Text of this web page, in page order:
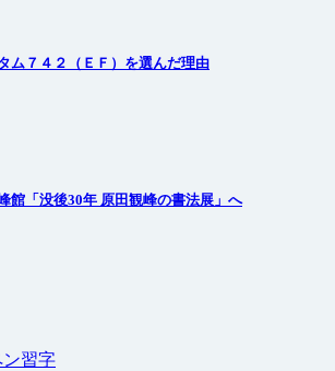
ム７４２（ＥＦ）を選んだ理由
館「没後30年 原田観峰の書法展」へ
習字